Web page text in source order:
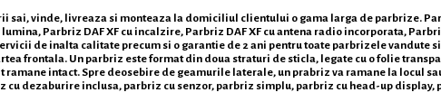
sai, vinde, livreaza si monteaza la domiciliul clientului o gama larga de parbrize.
Parbriz DAF XF cu incalzire, Parbriz DAF XF cu antena radio incorporata,
de inalta calitate precum si o garantie de 2 ani pentru toate parbrizele
frontala. Un parbriz este format din doua straturi de sticla, legate cu o folie
ramane intact. Spre deosebire de geamurile laterale, un prabriz va ramane la locul
dezaburire inclusa, parbriz cu senzor, parbriz simplu, parbriz cu head-up